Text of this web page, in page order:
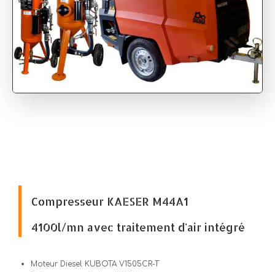
Compresseur KAESER M44A1
4100l/mn avec traitement d'air intégré
Moteur Diesel KUBOTA V1505CR-T